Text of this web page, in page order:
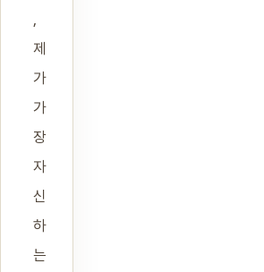
,
제
가
가
장
자
신
하
는